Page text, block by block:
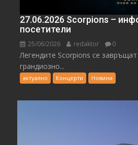
27.06.2026 Scorpions –
посетители
25/06/2026 redaktor 0
Легендите Scorpions се завръщат
грандиозно...
актуално Концерти Новини